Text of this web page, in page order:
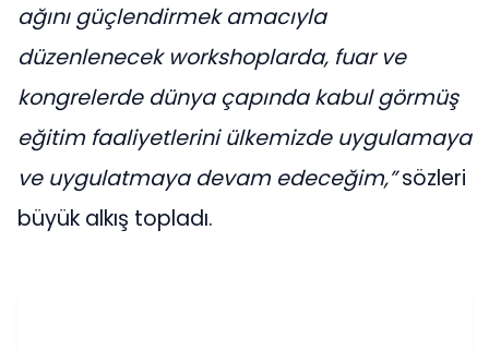
ağını güçlendirmek amacıyla
düzenlenecek workshoplarda, fuar ve
kongrelerde dünya çapında kabul görmüş
eğitim faaliyetlerini ülkemizde uygulamaya
ve uygulatmaya devam edeceğim,”sözleri
büyük alkış topladı.